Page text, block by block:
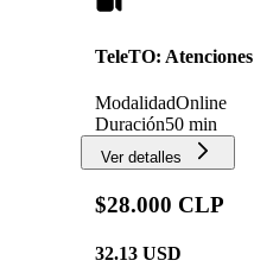
TeleTO:
ModalidadOnline
Duración50 min
Ver detalles
$28.000 CLP
32.13 USD